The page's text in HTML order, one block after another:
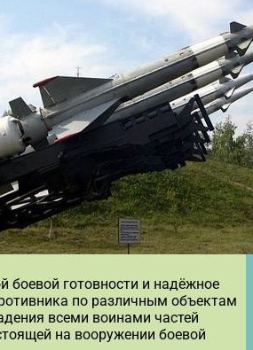
боевой готовности и надёжное
по различным объектам
всеми воинами частей
на вооружении боевой